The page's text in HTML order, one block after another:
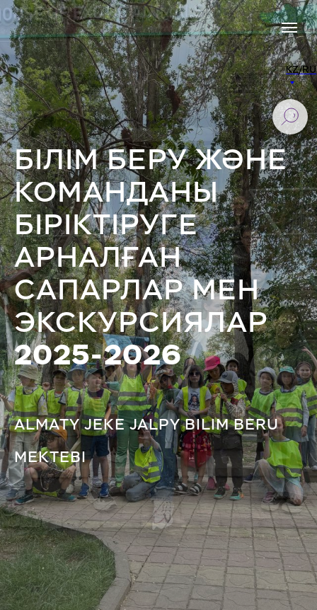
KZ/RU
БІЛІМ БЕРУ ЖӘНЕ
КОМАНДАНЫ
БІРІКТІРУГЕ
АРНАЛҒАН
САПАРЛАР МЕН
ЭКСКУРСИЯЛАР
2025-2026
ALMATY JEKE JALPY BILIM BERU
MEKTEBI